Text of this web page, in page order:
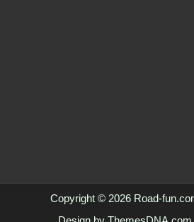
Copyright © 2026 Road-